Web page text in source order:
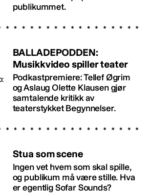
publikummet.
BALLADEPODDEN:
Musikkvideo spiller teater
Podkastpremiere: Tellef Øgrim
og Aslaug Olette Klausen gjør
samtalende kritikk av
teaterstykket Begynnelser.
Stua som scene
Ingen vet hvem som skal spille,
og publikum må være stille. Hva
er egentlig Sofar Sounds?